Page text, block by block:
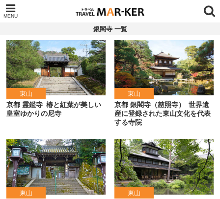
銀閣寺 一覧
東山
京都 霊鑑寺 椿と紅葉が美しい
皇室ゆかりの尼寺
東山
京都 銀閣寺（慈照寺）
世界遺
産に登録された東山文化を代表
する寺院
東山 東山